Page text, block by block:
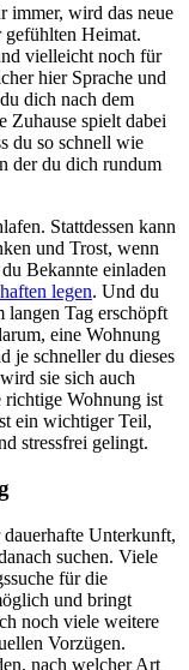
immer, wird das neue
Heimat.
vielleicht noch für
hier Sprache und
dich nach dem
Zuhause spielt dabei
du so schnell wie
der du dich rundum
Stattdessen kann
und Trost, wenn
Bekannte einladen
legen. Und du
langen Tag erschöpft
eine Wohnung
je schneller du dieses
sie sich auch
richtige Wohnung ist
ein wichtiger Teil,
stressfrei gelingt.
Unterkunft,
suchen. Viele
für die
und bringt
noch viele weitere
Vorzügen.
nach welcher Art